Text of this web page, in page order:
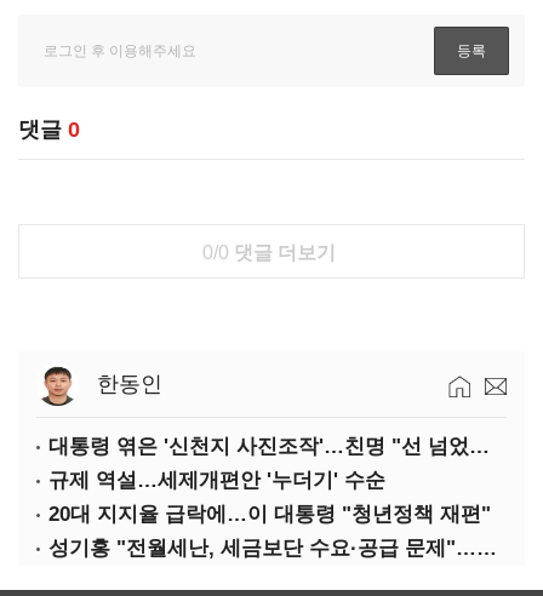
댓글 0
0/0 댓글 더보기
한동인
대통령 엮은 '신천지 사진조작'…친명 "선 넘었다" 격앙
규제 역설…세제개편안 '누더기' 수순
20대 지지율 급락에…이 대통령 "청년정책 재편"
성기홍 "전월세난, 세금보단 수요·공급 문제"…닥공 시사